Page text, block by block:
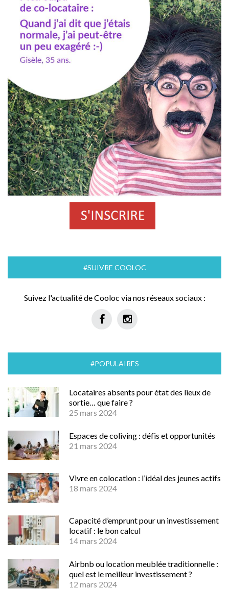
#SUIVRE COOLOC
Suivez l'actualité de Cooloc via nos réseaux sociaux :
#POPULAIRES
Locataires absents pour état des lieux de
sortie… que faire ?
25 mars 2024
Espaces de coliving : défis et opportunités
21 mars 2024
Vivre en colocation : l’idéal des jeunes actifs
18 mars 2024
Capacité d’emprunt pour un investissement
locatif : le bon calcul
14 mars 2024
Airbnb ou location meublée traditionnelle :
quel est le meilleur investissement ?
12 mars 2024